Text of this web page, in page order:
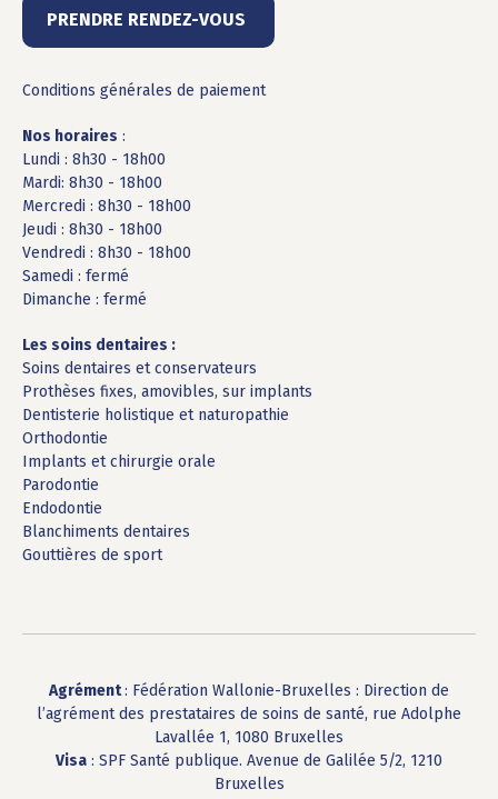
PRENDRE RENDEZ-VOUS
Conditions générales de paiement
Nos horaires :
Lundi : 8h30 - 18h00
Mardi: 8h30 - 18h00
Mercredi : 8h30 - 18h00
Jeudi : 8h30 - 18h00
Vendredi : 8h30 - 18h00
Samedi : fermé
Dimanche : fermé
Les soins dentaires :
Soins dentaires et conservateurs
Prothèses fixes, amovibles, sur implants
Dentisterie holistique et naturopathie
Orthodontie
Implants et chirurgie orale
Parodontie
Endodontie
Blanchiments dentaires
Gouttières de sport
Agrément: Fédération Wallonie-Bruxelles : Direction de
l’agrément des prestataires de soins de santé, rue Adolphe
Lavallée 1, 1080 Bruxelles
Visa : SPF Santé publique. Avenue de Galilée 5/2, 1210
Bruxelles